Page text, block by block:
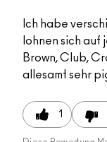
Ich habe
lohnen sich auf
Brown, Club,
allesamt sehr
1